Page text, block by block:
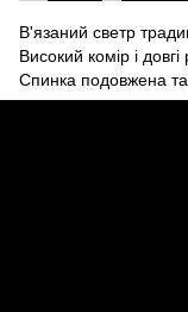
В'язаний светр
Високий комір і
Спинка подовжена